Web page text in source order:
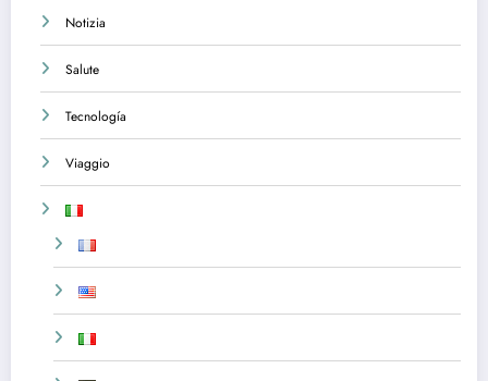
Notizia
Salute
Tecnología
Viaggio